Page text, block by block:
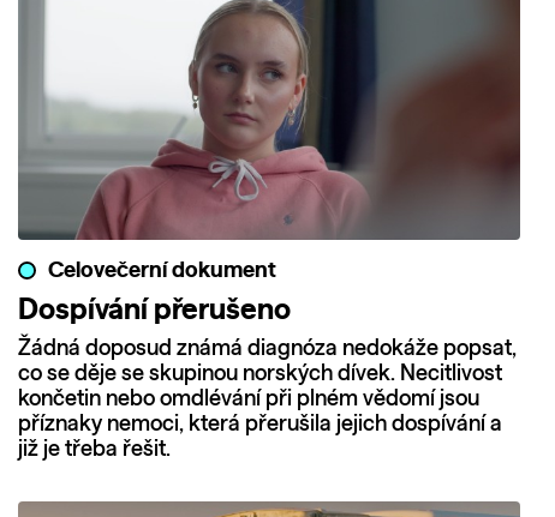
Celovečerní dokument
Dospívání přerušeno
Žádná doposud známá diagnóza nedokáže popsat,
co se děje se skupinou norských dívek. Necitlivost
končetin nebo omdlévání při plném vědomí jsou
příznaky nemoci, která přerušila jejich dospívání a
již je třeba řešit.